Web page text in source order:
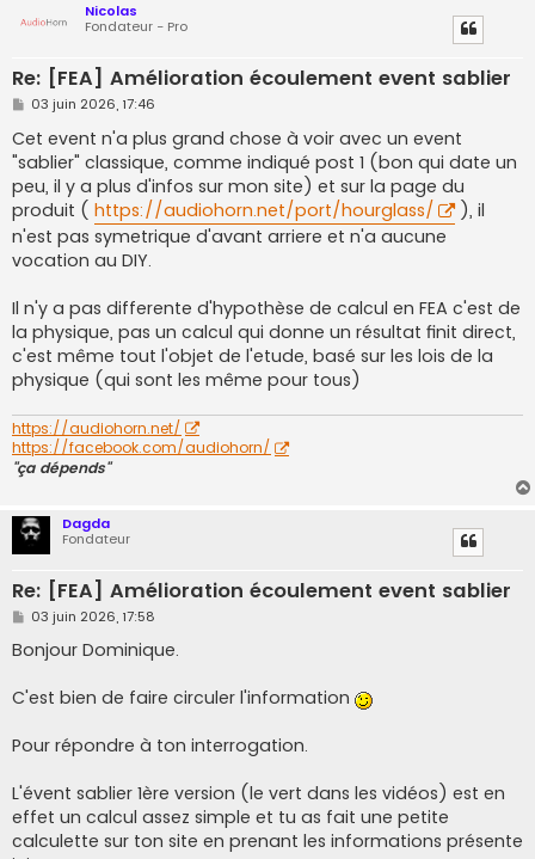
Nicolas
Fondateur - Pro
Re: [FEA] Amélioration écoulement event sablier
M
s
s
a
g
e
03 juin 2026, 17:46
Cet event n'a plus grand chose à voir avec un event
"sablier" classique, comme indiqué post 1 (bon qui date un
peu, il y a plus d'infos sur mon site) et sur la page du
produit ( https://audiohorn.net/port/hourglass/
), il
n'est pas symetrique d'avant arriere et n'a aucune
vocation au DIY.
Il n'y a pas differente d'hypothèse de calcul en FEA c'est de
la physique, pas un calcul qui donne un résultat finit direct,
c'est même tout l'objet de l'etude, basé sur les lois de la
physique (qui sont les même pour tous)
https://audiohorn.net/
https://facebook.com/audiohorn/
"ça dépends"
Dagda
Fondateur
Re: [FEA] Amélioration écoulement event sablier
M
s
s
g
e
03 juin 2026, 17:58
Bonjour Dominique.
C'est bien de faire circuler l'information
Pour répondre à ton interrogation.
L'évent sablier 1ère version (le vert dans les vidéos) est en
effet un calcul assez simple et tu as fait une petite
calculette sur ton site en prenant les informations présente